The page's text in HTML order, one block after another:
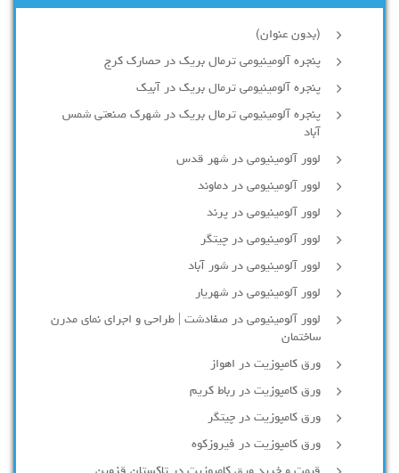
(بدون عنوان)
پنجره آلومینیومی ترمال بریک در حصارک کرج
پنجره آلومینیومی ترمال بریک در آبیک
پنجره آلومینیومی ترمال بریک در شهرک صنعتی شمس
آباد
لوور آلومینیومی در شهر قدس
لوور آلومینیومی در دماوند
لوور آلومینیومی در پرند
لوور آلومینیومی در چیتگر
لوور آلومینیومی در شور آباد
لوور آلومينيومي در شهريار
لوور آلومینیومی در صفادشت | طراحی و اجرای نمای مدرن
ساختمان
ورق کامپوزیت در اهواز
ورق کامپوزیت در رباط کریم
ورق کامپوزیت در چیتگر
ورق کامپوزیت در فیروزکوه